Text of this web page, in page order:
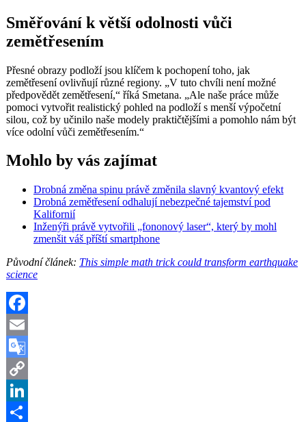
Směřování k větší odolnosti vůči
zemětřesením
Přesné obrazy podloží jsou klíčem k pochopení toho, jak
zemětřesení ovlivňují různé regiony. „V tuto chvíli není možné
předpovědět zemětřesení,“ říká Smetana. „Ale naše práce může
pomoci vytvořit realistický pohled na podloží s menší výpočetní
silou, což by učinilo naše modely praktičtějšími a pomohlo nám být
více odolní vůči zemětřesením.“
Mohlo by vás zajímat
Drobná změna spinu právě změnila slavný kvantový efekt
Drobná zemětřesení odhalují nebezpečné tajemství pod
Kalifornií
Inženýři právě vytvořili „fononový laser“, který by mohl
zmenšit váš příští smartphone
Původní článek: This simple math trick could transform earthquake
science
Facebook
Email
Google
Translate
Copy
Link
LinkedIn